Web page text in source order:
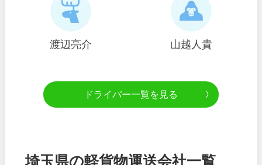
渡辺亮介 山越人貴
ドライバー一覧を見る
埼玉県の軽貨物運送会社一覧